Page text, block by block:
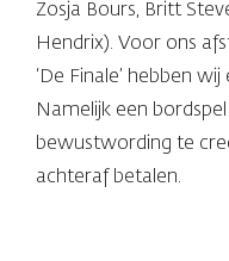
Zosja Bours, Britt
Hendrix). Voor ons
‘De Finale’ hebben
Namelijk een
bewustwording te
achteraf betalen.